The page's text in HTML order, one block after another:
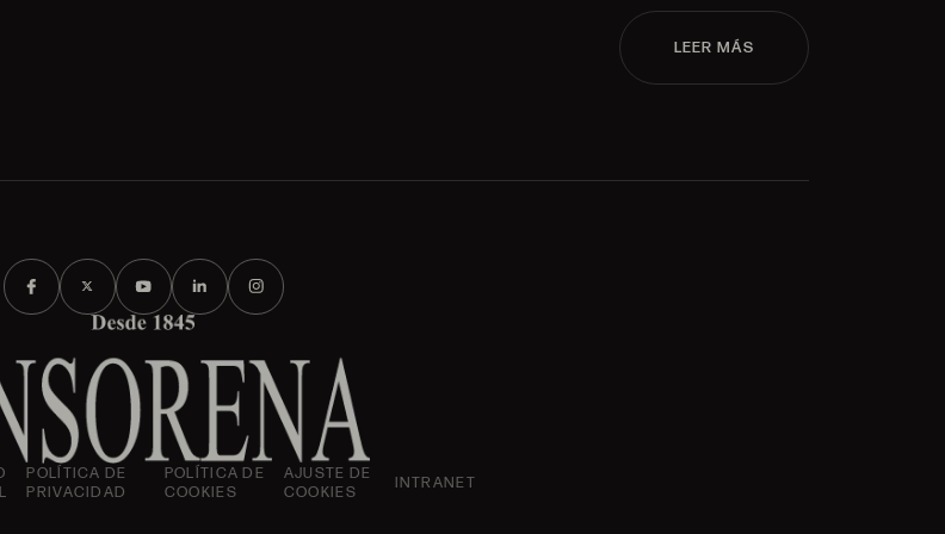
LEER MÁS
POLÍTICA DE
PRIVACIDAD
POLÍTICA DE
COOKIES
AJUSTE DE
COOKIES
INTRANET